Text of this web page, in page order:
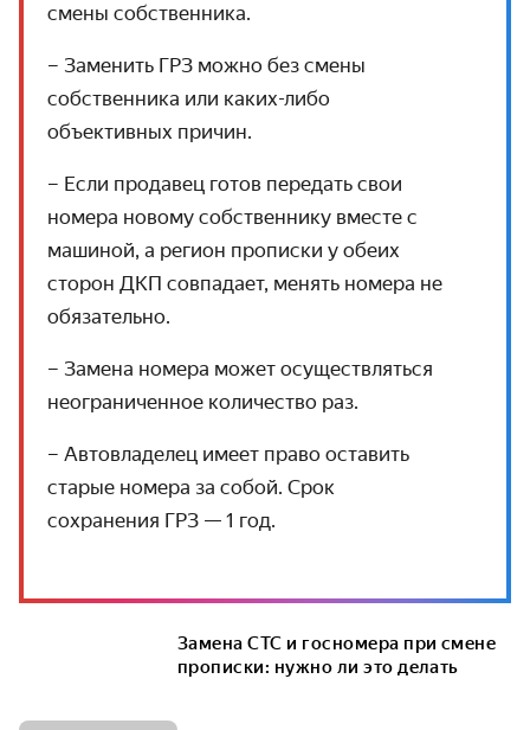
смены собственника.
– Заменить ГРЗ можно без смены
собственника или каких-либо
объективных причин.
– Если продавец готов передать свои
номера новому собственнику вместе с
машиной, а регион прописки у обеих
сторон ДКП совпадает, менять номера не
обязательно.
– Замена номера может осуществляться
неограниченное количество раз.
– Автовладелец имеет право оставить
старые номера за собой. Срок
сохранения ГРЗ — 1 год.
Замена СТС и госномера при смене
прописки: нужно ли это делать